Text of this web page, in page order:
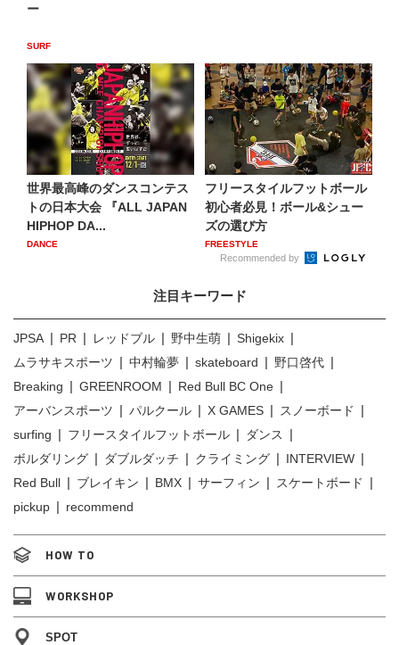
ー
SURF
世界最高峰のダンスコンテス
トの日本大会 『ALL JAPAN
HIPHOP DA...
DANCE
フリースタイルフットボール
初心者必見！ボール&シュー
ズの選び方
FREESTYLE
Recommended by
注目キーワード
JPSA PR レッドブル 野中生萌
Shigekix
ムラサキスポーツ
中村輪夢 skateboard
野口啓代
Breaking
GREENROOM
Red Bull BC One
アーバンスポーツ
パルクール X GAMES
スノーボード
surfing
フリースタイルフットボール
ダンス
ボルダリング
ダブルダッチ クライミング
INTERVIEW
Red Bull
ブレイキン BMX サーフィン
スケートボード
pickup
recommend
HOW TO
WORKSHOP
SPOT